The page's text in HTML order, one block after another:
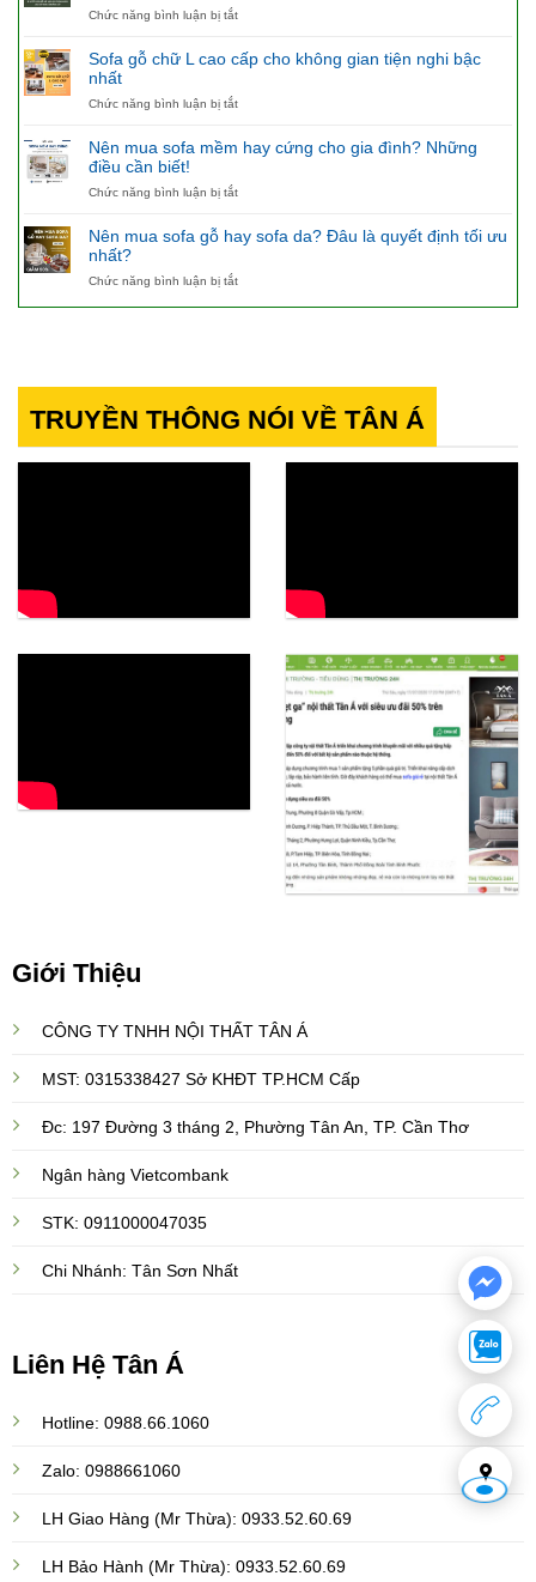
ăn
hay
Chức năng bình luận bị tắtở
quyết
chọn
ghế
cho
phòng
cao
tầm
cấp
Sofa gỗ chữ L cao cấp cho không gian tiện nghi bậc
nhất
Chức năng bình luận bị tắtở
chữ
cao
không
tiện
Nên mua sofa mềm hay cứng cho gia đình? Những
điều cần biết!
Chức năng bình luận bị tắtở
sofa
hay
điều
biết!
Nên mua sofa gỗ hay sofa da? Đâu là quyết định tối ưu
nhất?
Chức năng bình luận bị tắtở
sofa
Đâu
TRUYỀN THÔNG NÓI VỀ TÂN Á
Giới Thiệu
CÔNG TY TNHH NỘI THẤT TÂN Á
MST: 0315338427 Sở KHĐT TP.HCM Cấp
Đc: 197 Đường 3 tháng 2, Phường Tân An, TP. Cần Thơ
Ngân hàng Vietcombank
STK: 0911000047035
Chi Nhánh: Tân Sơn Nhất
Liên Hệ Tân Á
Hotline: 0988.66.1060
Zalo: 0988661060
LH Giao Hàng (Mr Thừa): 0933.52.60.69
LH Bảo Hành (Mr Thừa): 0933.52.60.69